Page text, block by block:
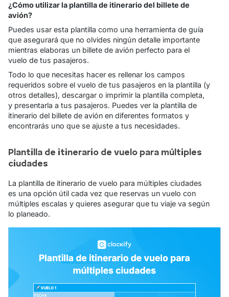
¿Cómo utilizar la plantilla de itinerario del billete de
avión?
Puedes usar esta plantilla como una herramienta de guía
que asegurará que no olvides ningún detalle importante
mientras elaboras un billete de avión perfecto para el
vuelo de tus pasajeros.
Todo lo que necesitas hacer es rellenar los campos
requeridos sobre el vuelo de tus pasajeros en la plantilla (y
otros detalles), descargar o imprimir la plantilla completa,
y presentarla a tus pasajeros. Puedes ver la plantilla de
itinerario del billete de avión en diferentes formatos y
encontrarás uno que se ajuste a tus necesidades.
Plantilla de itinerario de vuelo para múltiples
ciudades
La plantilla de itinerario de vuelo para múltiples ciudades
es una opción útil cada vez que reservas un vuelo con
múltiples escalas y quieres asegurar que tu viaje va según
lo planeado.